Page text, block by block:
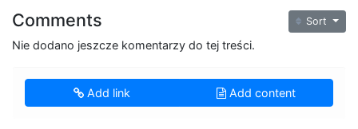
Comments Sort
Nie dodano jeszcze komentarzy do tej treści.
Add link Add content